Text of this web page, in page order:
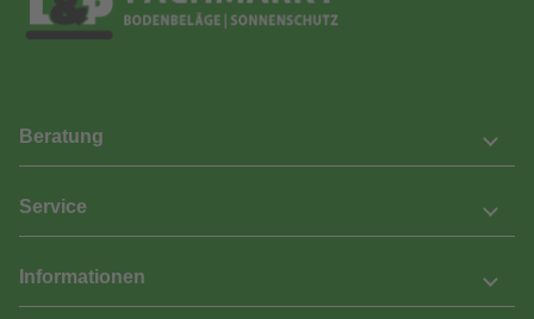
Beratung
Service
Informationen